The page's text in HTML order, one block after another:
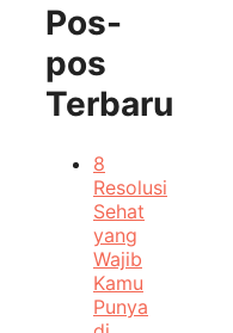
Pos-
pos
Terbaru
8
Resolusi
Sehat
yang
Wajib
Kamu
Punya